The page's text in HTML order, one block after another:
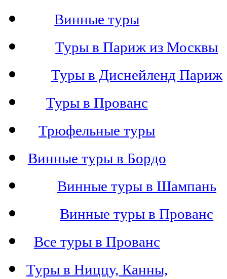
Винные туры
Туры в Париж из Москвы
Туры в Диснейленд Париж
Туры в Прованс
Трюфельные туры
Винные туры в Бордо
Винные туры в Шампань
Винные туры в Прованс
Все туры в Прованс
Туры в Ниццу, Канны,